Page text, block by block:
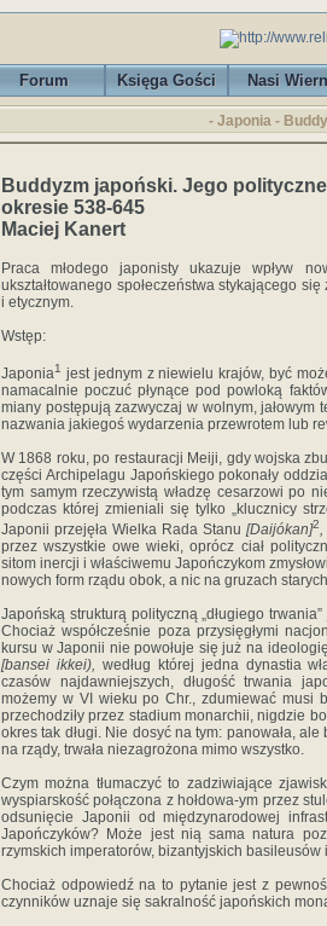
Forum Księga Gości Nasi
- Japonia -
Buddyzm japoński. Jego
okresie 538-645
Maciej Kanert
Praca młodego japonisty ukazuje wpływ
ukształtowanego społeczeństwa stykającego
i etycznym.
Wstęp:
Japonia1 jest jednym z niewielu krajów, być
namacalnie poczuć płynące pod powloką
miany postępują zazwyczaj w wolnym,
nazwania jakiegoś wydarzenia przewrotem lub
W 1868 roku, po restauracji Meiji, gdy wojska
części Archipelagu Japońskiego pokonały
tym samym rzeczywistą władzę cesarzowi po
podczas której zmieniali się tylko „klucz­nicy
Japonii przejęła Wielka Rada Stanu[Daijókan]2,
przez wszystkie owe wieki, oprócz ciał
sitom inercji i właści­wemu Japończykom
nowych form rządu obok, a nic na gruzach
Japońską strukturą polityczną „długiego
Chociaż współcześnie poza przysięgłymi
kursu w Japonii nie powołuje się już na
[bansei ikkei), według której jedna dynastia
czasów najdawniejszych, długość trwania
możemy w VI wieku po Chr., zdumie­wać musi
przecho­dziły przez stadium monarchii, nigdzie
okres tak długi. Nie dosyć na tym: panowała,
na rządy, trwała niezagrożona mimo wszystko.
Czym można tłumaczyć to zadziwiające
wyspiarskość połączona z hołdowa-ym przez
odsu­nięcie Japonii od międzynarodowej
Japończyków? Może jest nią sama natura
rzymskich imperato­rów, bizantyjskich
Chociaż odpowiedź na to pytanie jest z
czynników uznaje się sakralność japońskich